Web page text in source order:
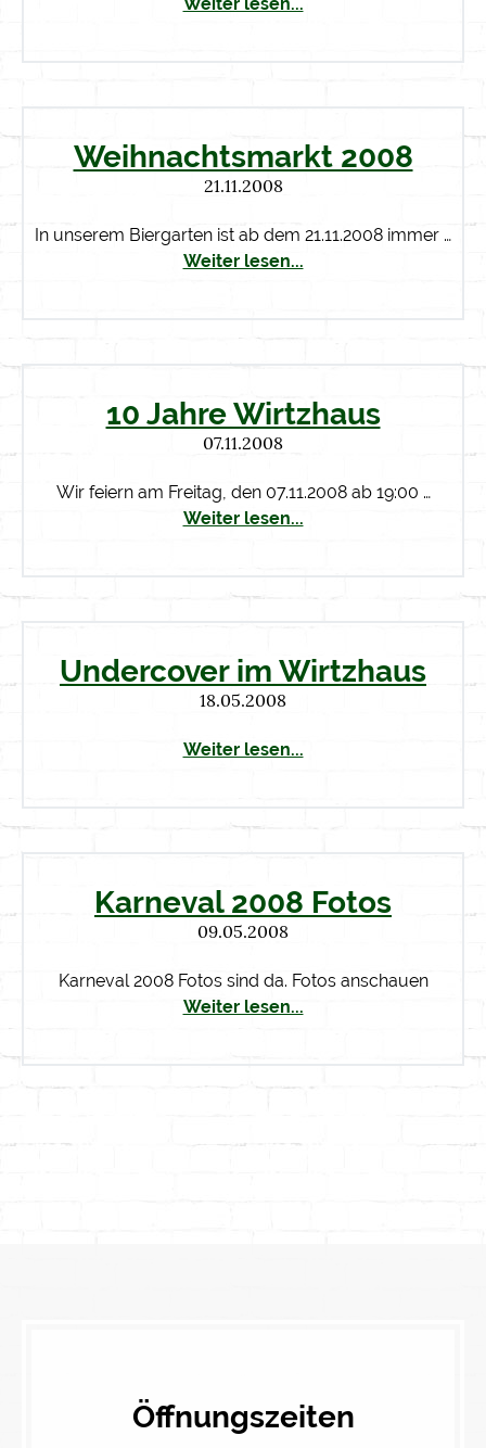
Weihnachtsmarkt 2008
21.11.2008
In unserem Biergarten ist ab dem 21.11.2008 immer …
Weiter lesen...
10 Jahre Wirtzhaus
07.11.2008
Wir feiern am Freitag, den 07.11.2008 ab 19:00 …
Weiter lesen...
Undercover im Wirtzhaus
18.05.2008
Weiter lesen...
Karneval 2008 Fotos
09.05.2008
Karneval 2008 Fotos sind da. Fotos anschauen
Weiter lesen...
Öffnungszeiten